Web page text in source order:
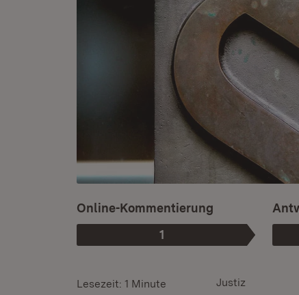
Phase
1
:
Online-Kommentierung
Justiz
Lesezeit: 1 Minute